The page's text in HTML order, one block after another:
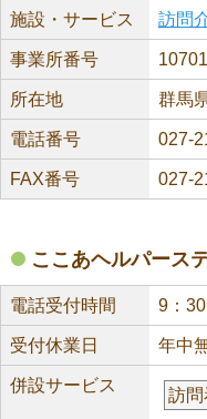
施設・サービス 訪問
事業所番号
所在地 群馬
電話番号 027-
FAX番号 027-
ここあヘルパース
電話受付時間 9：
受付休業日 年中
併設サービス
訪